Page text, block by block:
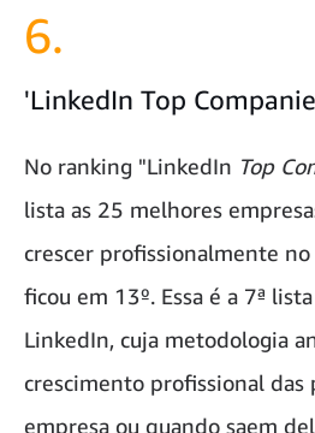
6.
'LinkedIn Top
No ranking "LinkedIn Top
lista as 25 melhores
crescer profissionalmente no
ficou em 13º. Essa é a 7ª
LinkedIn, cuja metodologia
crescimento profissional das
empresa ou quando saem